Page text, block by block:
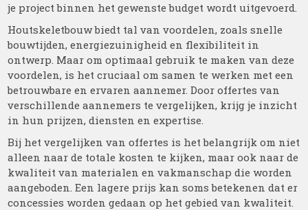
je project binnen het gewenste budget wordt uitgevoerd.
Houtskeletbouw biedt tal van voordelen, zoals snelle
bouwtijden, energiezuinigheid en flexibiliteit in
ontwerp. Maar om optimaal gebruik te maken van deze
voordelen, is het cruciaal om samen te werken met een
betrouwbare en ervaren aannemer. Door offertes van
verschillende aannemers te vergelijken, krijg je inzicht
in hun prijzen, diensten en expertise.
Bij het vergelijken van offertes is het belangrijk om niet
alleen naar de totale kosten te kijken, maar ook naar de
kwaliteit van materialen en vakmanschap die worden
aangeboden. Een lagere prijs kan soms betekenen dat er
concessies worden gedaan op het gebied van kwaliteit.